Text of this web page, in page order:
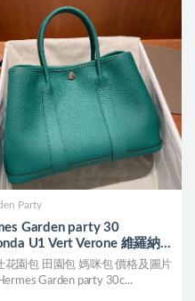
Party
Garden party 30
U1 Vert Verone 維羅納
工蜜蠟線縫製
花園包 田園包 媽咪包 價格及圖片
Garden party 30c...